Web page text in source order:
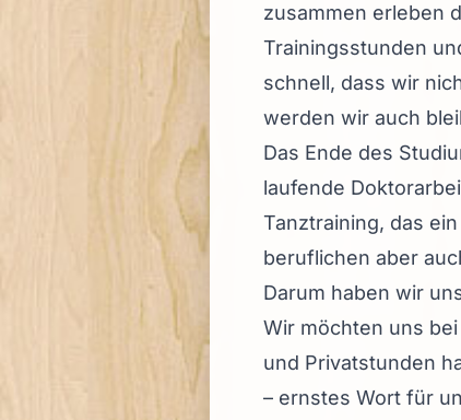
zusammen erleben
Trainingsstunden
schnell, dass wir
werden wir auch
Das Ende des
laufende
Tanztraining, das
beruflichen aber
Darum haben wir
Wir möchten uns
und Privatstunden
– ernstes Wort für